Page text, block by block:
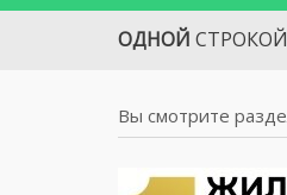
ОДНОЙ СТРОКОЙ
В
Вы смотрите